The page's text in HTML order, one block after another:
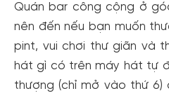
Quán bar công cộng ở
nên đến nếu bạn muốn
pint, vui chơi thư giãn và
hát gì có trên máy hát tự
thượng (chỉ mở vào thứ